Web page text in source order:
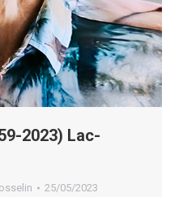
2023) Lac-
25/05/2023